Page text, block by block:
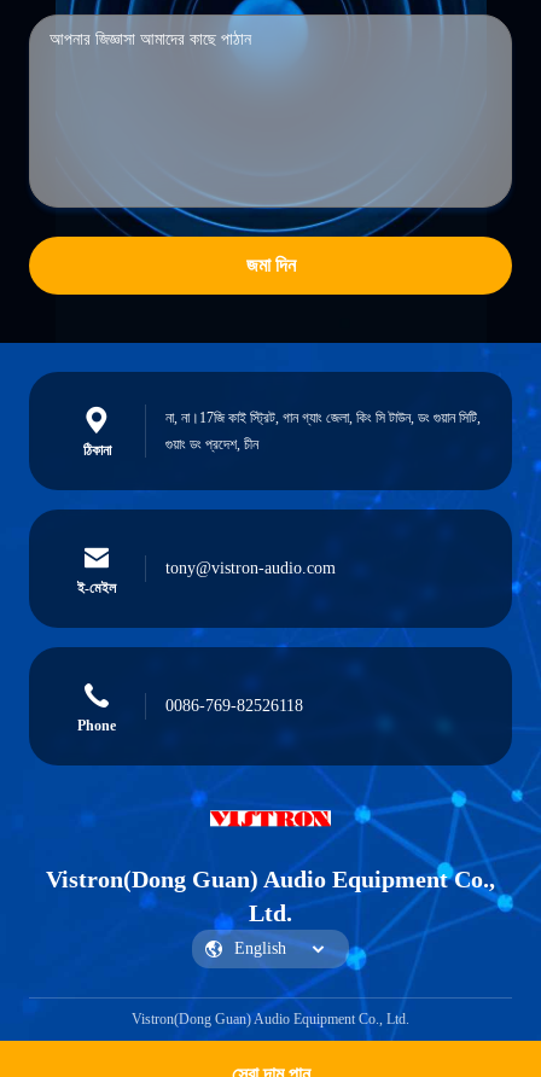
জমা দিন
ঠিকানা
না, না।17জি কাই স্ট্রিট, গান গ্যাং জেলা, কিং সি টাউন, ডং গুয়ান সিটি,
গুয়াং ডং প্রদেশ, চীন
ই-মেইল
tony@vistron-audio.com
Phone
0086-769-82526118
Vistron(Dong Guan) Audio Equipment Co.,
Ltd.
Vistron(Dong Guan) Audio Equipment Co., Ltd.